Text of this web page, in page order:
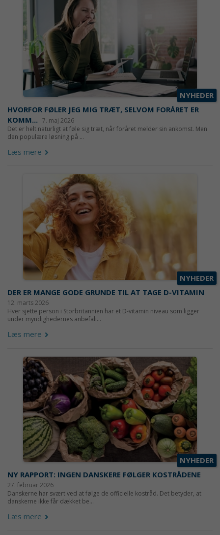
NYHEDER
HVORFOR FØLER JEG MIG TRÆT, SELVOM FORÅRET ER
KOMM... 7. maj 2026
Det er helt naturligt at føle sig træt, når foråret melder sin ankomst. Men
den populære løsning på ...
Læs mere
NYHEDER
DER ER MANGE GODE GRUNDE TIL AT TAGE D-VITAMIN
12. marts 2026
Hver sjette person i Storbritannien har et D-vitamin niveau som ligger
under myndighedernes anbefali...
Læs mere
NYHEDER
NY RAPPORT: INGEN DANSKERE FØLGER KOSTRÅDENE
27. februar 2026
Danskerne har svært ved at følge de officielle kostråd. Det betyder, at
danskerne ikke får dækket be...
Læs mere